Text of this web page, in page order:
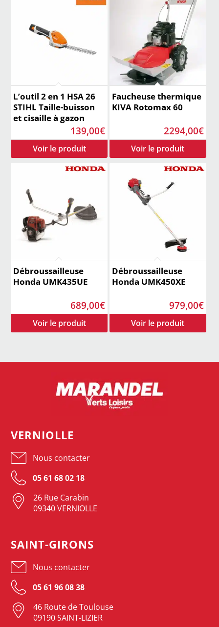
L’outil 2 en 1 HSA 26
STIHL Taille-buisson
et cisaille à gazon
139,00€
Faucheuse thermique
KIVA Rotomax 60
2294,00€
Débroussailleuse
Honda UMK435UE
689,00€
Débroussailleuse
Honda UMK450XE
979,00€
VERNIOLLE
Nous contacter
05 61 68 02 18
26 Rue Carabin
09340 VERNIOLLE
SAINT-GIRONS
Nous contacter
05 61 96 08 38
46 Route de Toulouse
09190 SAINT-LIZIER